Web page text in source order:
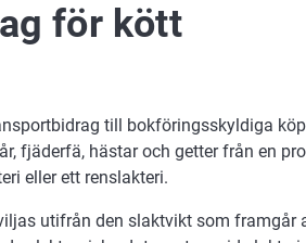
för kött
till bokföringsskyldiga
fjäderfä, hästar och getter från en
eller ett renslakteri.
utifrån den slaktvikt som framgår